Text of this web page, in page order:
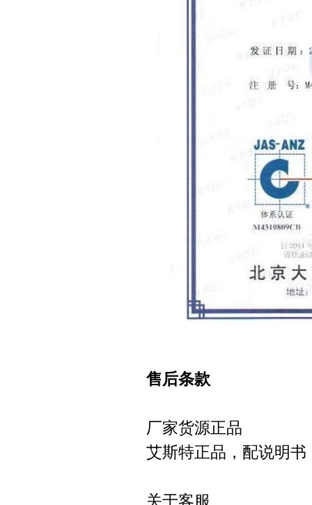
售后条款
厂家货源正品
艾斯特正品，配说明
关于客服